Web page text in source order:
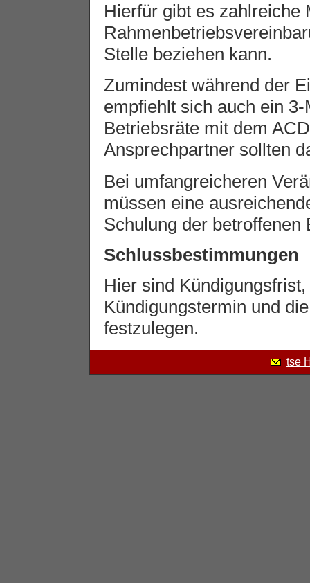
Hierfür gibt es zahlreiche
Stelle beziehen kann.
Zumindest während der
empfiehlt sich auch ein
Betriebsräte mit dem
Ansprechpartner sollten
Bei umfangreicheren
müssen eine
Schulung der
Schlussbestimmungen
Hier sind
Kündigungstermin und
festzulegen.
tse